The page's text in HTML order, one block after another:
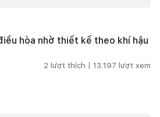
hòa nhờ thiết kế theo khí hậu
2 lượt thích | 13.197 lượt xem